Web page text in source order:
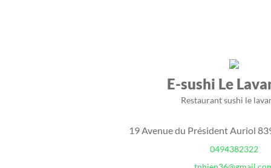
E-sushi Le
Restaurant sushi le
19 Avenue du Président Auriol
0494382322